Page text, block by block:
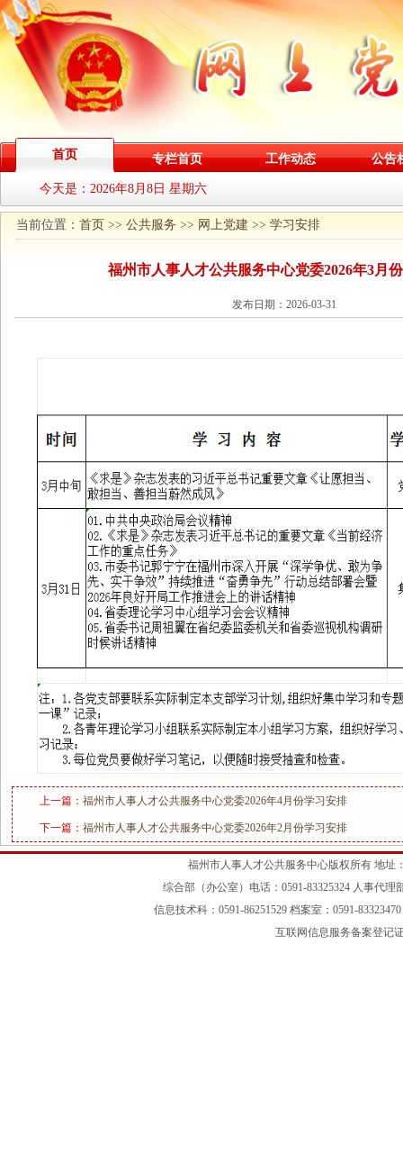
首页 专栏首页 工作动态 公告
今天是： 2026年8月8日 星期六
当前位置： 首页 >> 公共服务 >> 网上党建 >> 学习安排
福州市人事人才公共服务中心党委2026年3月
发布日期：2026-03-31
上一篇： 福州市人事人才公共服务中心党委2026年4月份学习安排
下一篇： 福州市人事人才公共服务中心党委2026年2月份学习安排
福州市人事人才公共服务中心版权所有 地址
综合部（办公室）电话：0591-83325324 人事代理
信息技术科：0591-86251529 档案室：0591-
互联网信息服务备案登记